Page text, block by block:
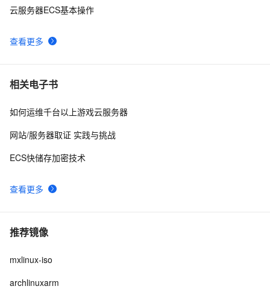
查看更多
云服务器ECS基本操作
相关电子书
查看更多
如何运维千台以上游戏云服务器
网站/服务器取证 实践与挑战
ECS快储存加密技术
推荐镜像
mxlinux-iso
archlinuxarm